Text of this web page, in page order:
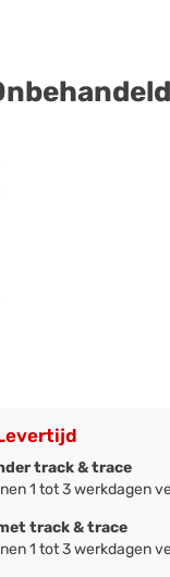
track & trace
1 tot 3 werkdagen
track & trace
1 tot 3 werkdagen